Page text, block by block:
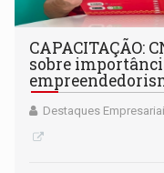
CAPACITAÇÃO:
sobre
Destaques